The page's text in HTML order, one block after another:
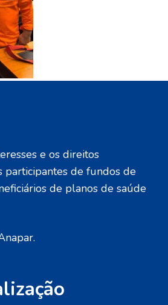
e os direitos
participantes de fundos de
de planos de saúde